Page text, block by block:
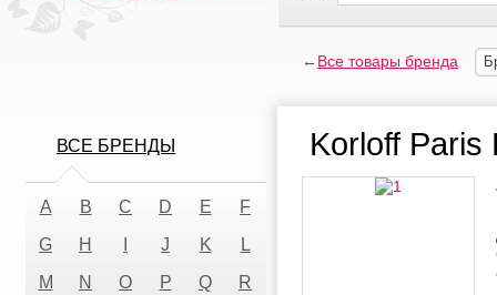
←Все товары бренда
Korloff Paris
ВСЕ БРЕНДЫ
A B C D E
F
G
H J K
L
M
N O P Q
R